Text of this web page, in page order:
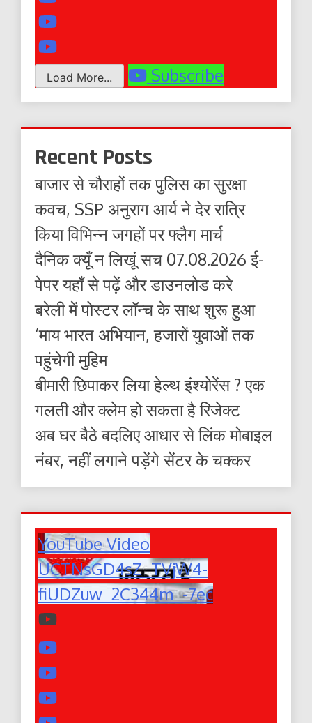
Load More... Subscribe
Recent Posts
बाजार से चौराहों तक पुलिस का सुरक्षा
कवच, SSP अनुराग आर्य ने देर रात्रि
किया विभिन्न जगहों पर फ्लैग मार्च
दैनिक क्यूँ न लिखूं सच 07.08.2026 ई-
पेपर यहाँ से पढ़ें और डाउनलोड करे
बरेली में पोस्टर लॉन्च के साथ शुरू हुआ
‘माय भारत अभियान, हजारों युवाओं तक
पहुंचेगी मुहिम
बीमारी छिपाकर लिया हेल्थ इंश्योरेंस ? एक
गलती और क्लेम हो सकता है रिजेक्ट
अब घर बैठे बदलिए आधार से लिंक मोबाइल
नंबर, नहीं लगाने पड़ेंगे सेंटर के चक्कर
YouTube Video
UCTNsGD4sZ_TVjW4-
fiUDZuw_2C344m_-7ec